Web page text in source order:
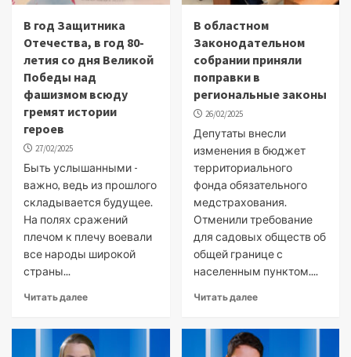
В год Защитника
Отечества, в год 80-
летия со дня Великой
Победы над
фашизмом всюду
гремят истории
героев
27/02/2025
Быть услышанными -
важно, ведь из прошлого
складывается будущее.
На полях сражений
плечом к плечу воевали
все народы широкой
страны...
Читать далее
В областном
Законодательном
собрании приняли
поправки в
региональные законы
26/02/2025
Депутаты внесли
изменения в бюджет
территориального
фонда обязательного
медстрахования.
Отменили требование
для садовых обществ об
общей границе с
населенным пунктом....
Читать далее